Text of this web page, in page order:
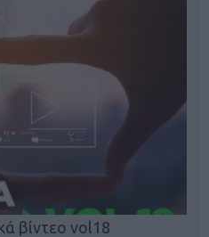
βίντεο vol18